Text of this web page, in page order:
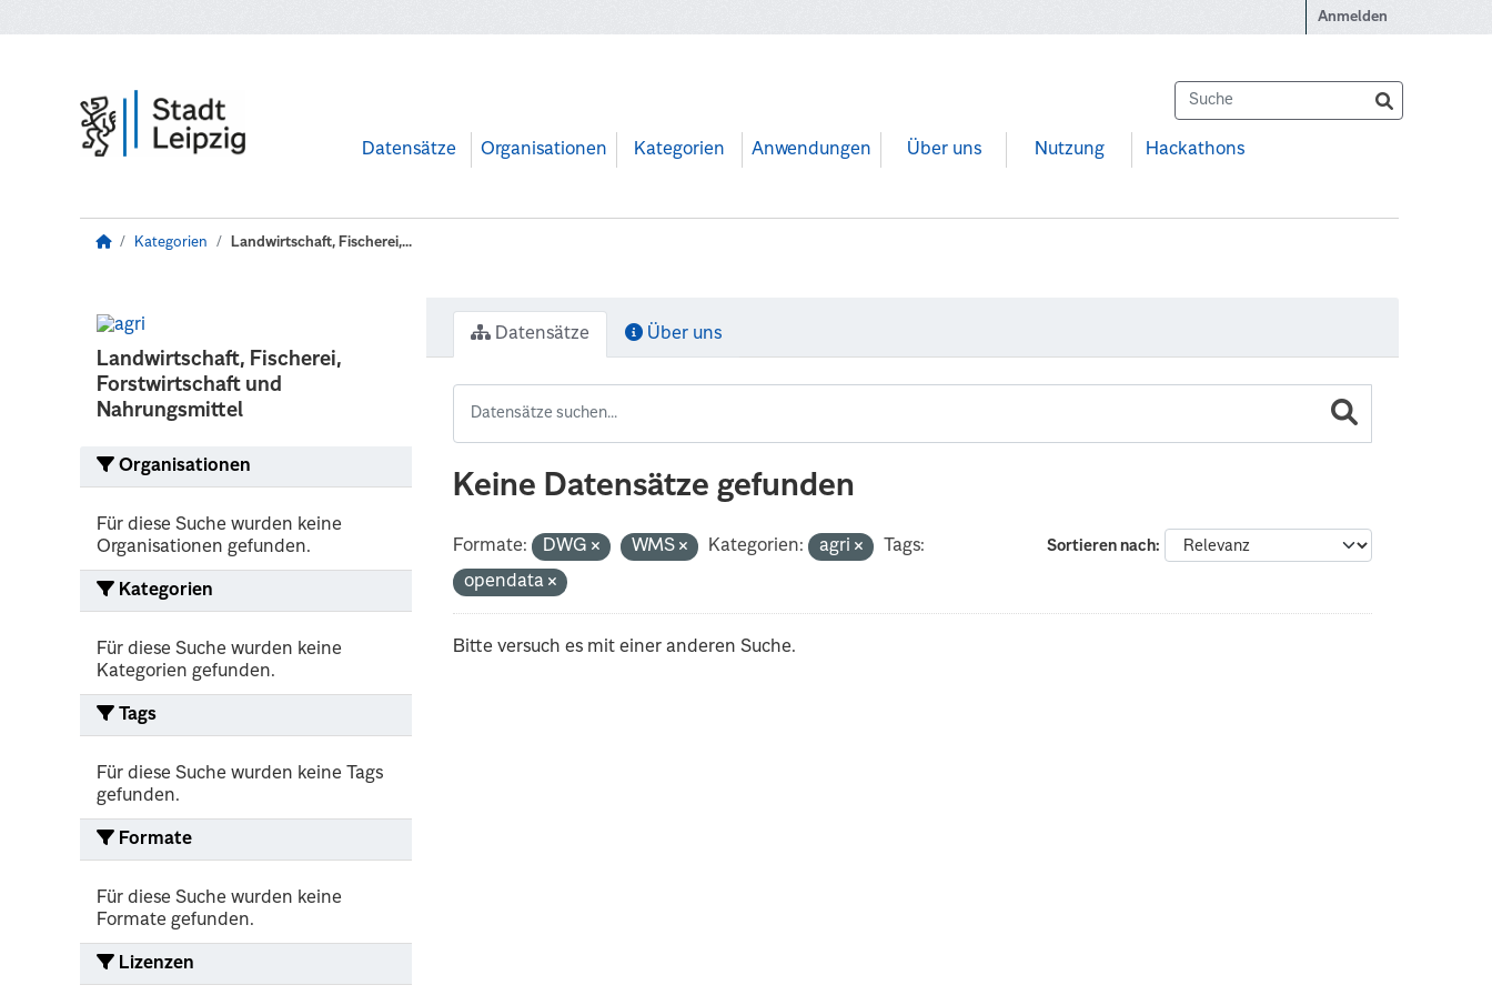
Anmelden
Datensätze Organisationen Kategorien Anwendungen Über uns Nutzung Hackathons
Kategorien Landwirtschaft, Fischerei,...
Landwirtschaft, Fischerei,
Forstwirtschaft und
Nahrungsmittel
Organisationen
Für diese Suche wurden keine
Organisationen gefunden.
Kategorien
Für diese Suche wurden keine
Kategorien gefunden.
Tags
Für diese Suche wurden keine Tags
gefunden.
Formate
Für diese Suche wurden keine
Formate gefunden.
Lizenzen
Datensätze Über uns
Keine Datensätze gefunden
Sortieren nach
Formate: DWG WMS Kategorien: agri
Tags:
opendata
Bitte versuch es mit einer anderen Suche.